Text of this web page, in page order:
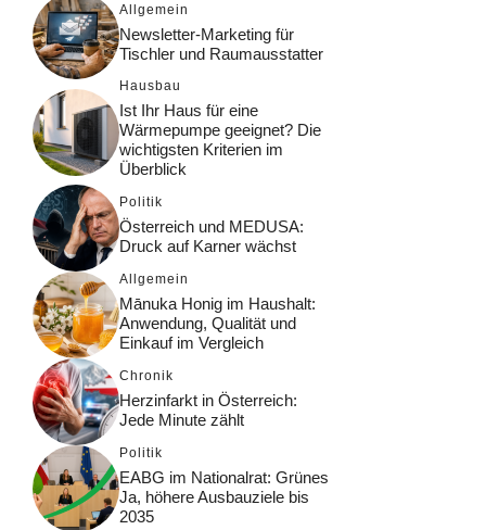
Allgemein
Newsletter-Marketing für
Tischler und Raumausstatter
Hausbau
Ist Ihr Haus für eine
Wärmepumpe geeignet? Die
wichtigsten Kriterien im
Überblick
Politik
Österreich und MEDUSA:
Druck auf Karner wächst
Allgemein
Mānuka Honig im Haushalt:
Anwendung, Qualität und
Einkauf im Vergleich
Chronik
Herzinfarkt in Österreich:
Jede Minute zählt
Politik
EABG im Nationalrat: Grünes
Ja, höhere Ausbauziele bis
2035